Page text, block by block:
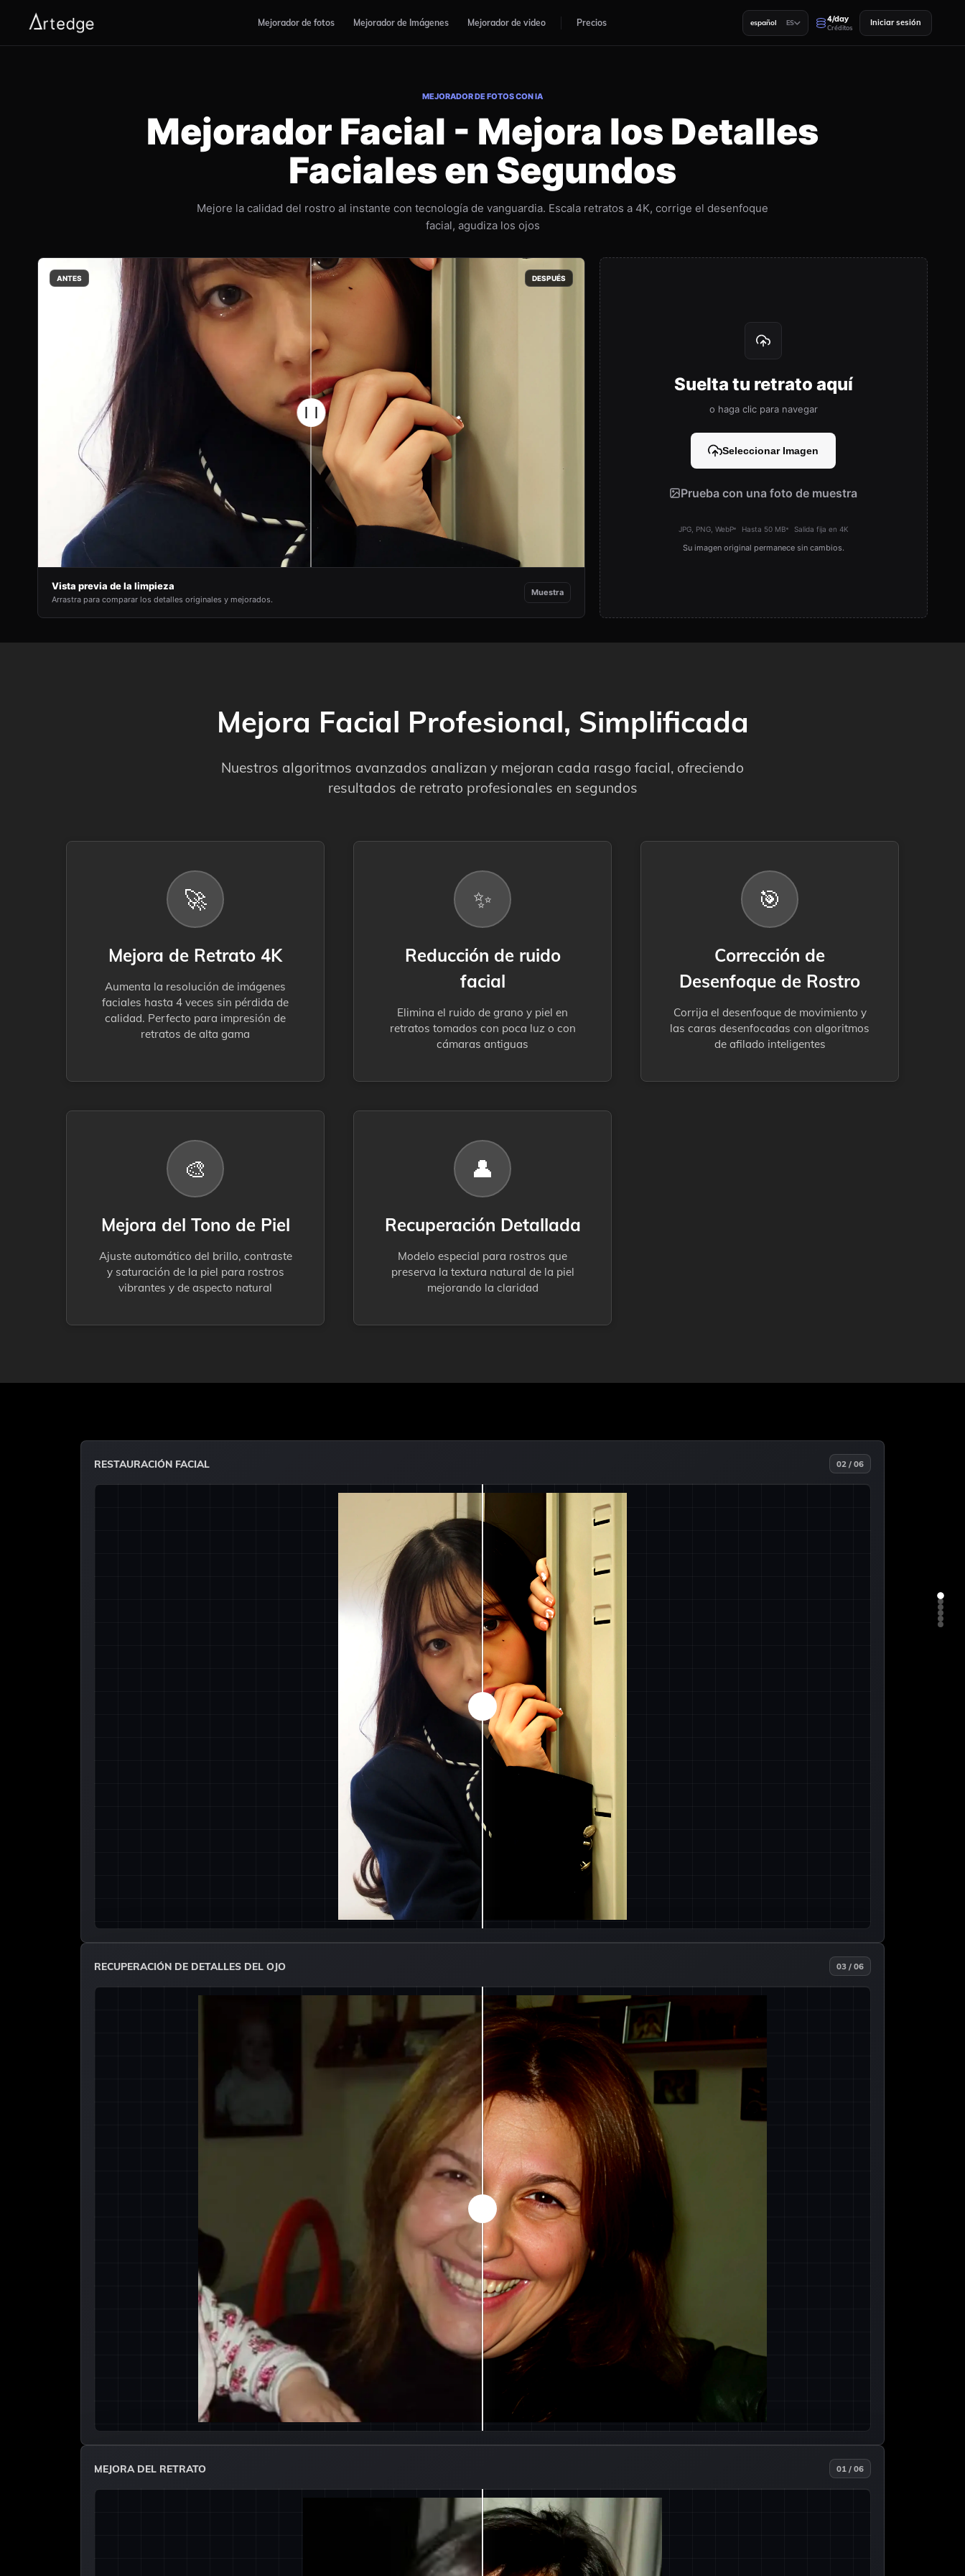
Mejorador de fotos Mejorador de Imágenes Mejorador de video Precios español ES 4/day
Créditos Iniciar sesión
MEJORADOR DE FOTOS CON IA
Mejorador Facial - Mejora los Detalles
Faciales en Segundos
Mejore la calidad del rostro al instante con tecnología de vanguardia. Escala retratos a 4K, corrige el desenfoque
facial, agudiza los ojos
ANTES DESPUÉS
Vista previa de la limpieza
Arrastra para comparar los detalles originales y mejorados.
Muestra
Suelta tu retrato aquí
o haga clic para navegar
Seleccionar Imagen
Prueba con una foto de muestra
JPG, PNG, WebP Hasta 50 MB Salida fija en 4K
Su imagen original permanece sin cambios.
Mejora Facial Profesional, Simplificada
Nuestros algoritmos avanzados analizan y mejoran cada rasgo facial, ofreciendo
resultados de retrato profesionales en segundos
🚀
Mejora de Retrato 4K
Aumenta la resolución de imágenes
faciales hasta 4 veces sin pérdida de
calidad. Perfecto para impresión de
retratos de alta gama
✨
Reducción de ruido
facial
Elimina el ruido de grano y piel en
retratos tomados con poca luz o con
cámaras antiguas
🎯
Corrección de
Desenfoque de Rostro
Corrija el desenfoque de movimiento y
las caras desenfocadas con algoritmos
de afilado inteligentes
🎨
Mejora del Tono de Piel
Ajuste automático del brillo, contraste
y saturación de la piel para rostros
vibrantes y de aspecto natural
👤
Recuperación Detallada
Modelo especial para rostros que
preserva la textura natural de la piel
mejorando la claridad
RESTAURACIÓN FACIAL 02 / 06
RECUPERACIÓN DE DETALLES DEL OJO 03 / 06
MEJORA DEL RETRATO 01 / 06